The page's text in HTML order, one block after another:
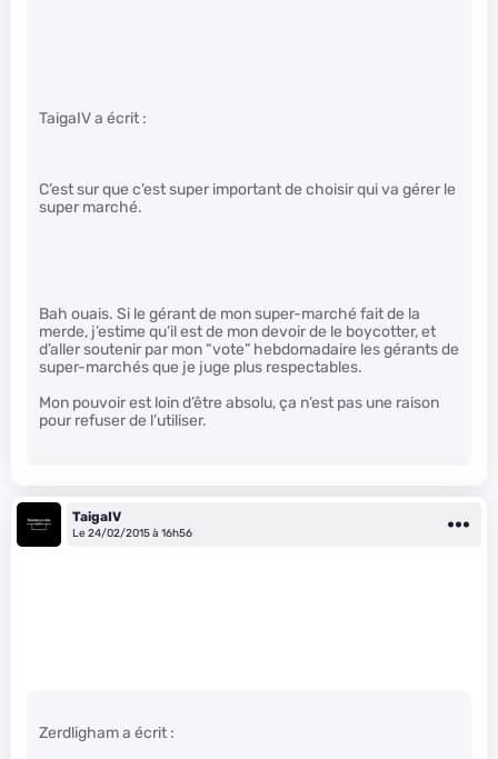
TaigaIV a écrit :
C’est sur que c’est super important de choisir qui va gérer le
super marché.
Bah ouais. Si le gérant de mon super-marché fait de la
merde, j’estime qu’il est de mon devoir de le boycotter, et
d’aller soutenir par mon “vote” hebdomadaire les gérants de
super-marchés que je juge plus respectables.
Mon pouvoir est loin d’être absolu, ça n’est pas une raison
pour refuser de l’utiliser.
TaigaIV
Le 24/02/2015 à 16h56
Zerdligham a écrit :